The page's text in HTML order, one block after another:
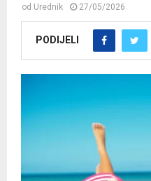
od Urednik 27/05/2026
PODIJELI